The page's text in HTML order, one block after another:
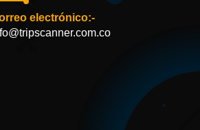
electrónico:-